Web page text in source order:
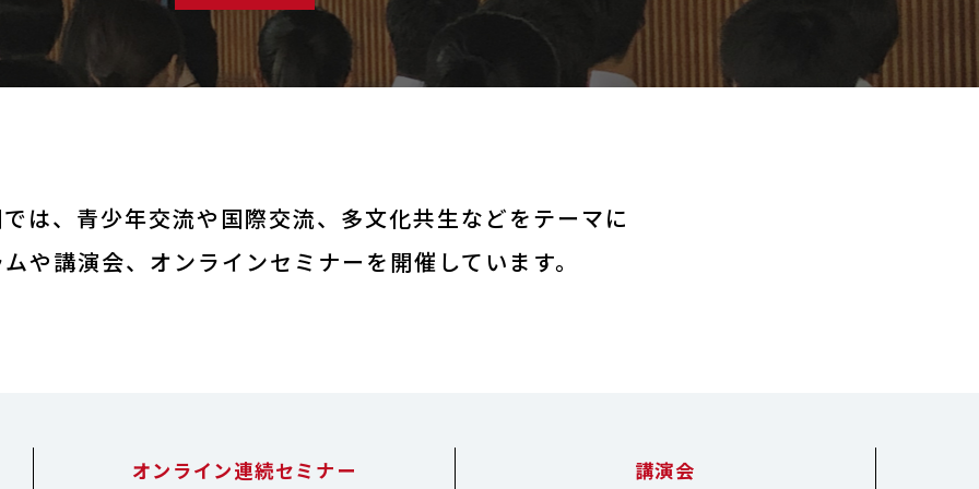
中学生交流プログラム
は、青少年交流や国際交流、 多文化共生などをテーマに
や講演会、オンラインセミナーを開催しています。
オンライン連続セミナー 講演会